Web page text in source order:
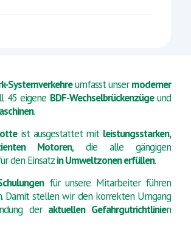
Systemverkehreumfasst unsermoderner
45 eigene BDF-Wechselbrückenzügeund
.
ist ausgestattet mit leistungsstarken,
Motoren, die alle gängigen
den Einsatzin Umweltzonen erfüllen.
für unsere Mitarbeiter führen
Damit stellen wir den korrekten Umgang
der aktuellen Gefahrgutrichtlinien